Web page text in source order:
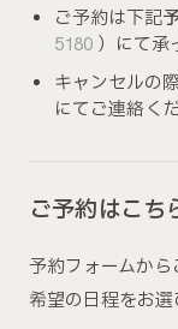
ご予約は下記
5180 ）にて承
キャンセルの
にてご連絡く
ご予約はこち
予約フォームか
希望の日程をお選